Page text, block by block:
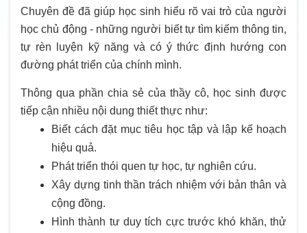
Chuyên đề đã giúp học sinh hiểu rõ vai trò của người
học chủ động - những người biết tự tìm kiếm thông tin,
tự rèn luyện kỹ năng và có ý thức định hướng con
đường phát triển của chính mình.
Thông qua phần chia sẻ của thầy cô, học sinh được
tiếp cận nhiều nội dung thiết thực như:
Biết cách đặt mục tiêu học tập và lập kế hoạch
hiệu quả.
Phát triển thói quen tự học, tự nghiên cứu.
Xây dựng tinh thần trách nhiệm với bản thân và
cộng đồng.
Hình thành tư duy tích cực trước khó khăn, thử